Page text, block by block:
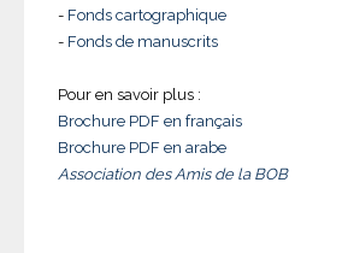
- Fonds cartographique
- Fonds de manuscrits
Pour en savoir plus :
Brochure PDF en français
Brochure PDF en arabe
Association des Amis de la BOB